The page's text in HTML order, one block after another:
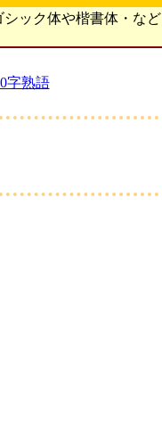
ック体や楷書体・など
字熟語